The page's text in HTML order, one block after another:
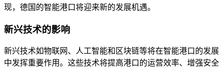
现，德国的智能港口将迎来新的发展机遇。
新兴技术的影响
新兴技术如物联网、人工智能和区块链等将在智能港口的发展
中发挥重要作用。这些技术将提高港口的运营效率、增强安全